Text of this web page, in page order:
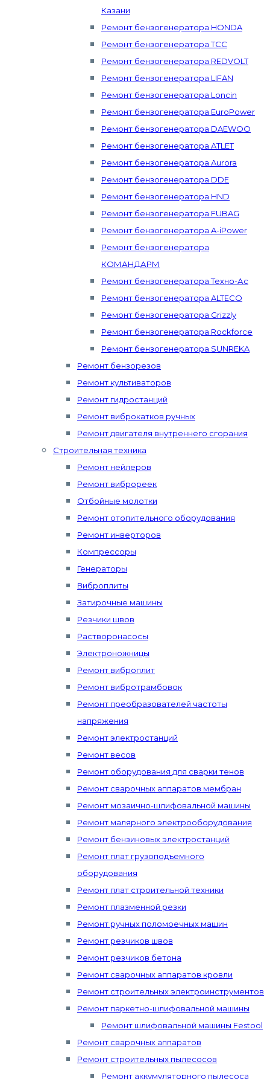
Казани
Ремонт бензогенератора HONDA
Ремонт бензогенератора ТСС
Ремонт бензогенератора REDVOLT
Ремонт бензогенератора LIFAN
Ремонт бензогенератора Loncin
Ремонт бензогенератора EuroPower
Ремонт бензогенератора DAEWOO
Ремонт бензогенератора ATLET
Ремонт бензогенератора Aurora
Ремонт бензогенератора DDE
Ремонт бензогенератора HND
Ремонт бензогенератора FUBAG
Ремонт бензогенератора A-iPower
Ремонт бензогенератора
КОМАНДАРМ
Ремонт бензогенератора Техно-Ас
Ремонт бензогенератора ALTECO
Ремонт бензогенератора Grizzly
Ремонт бензогенератора Rockforce
Ремонт бензогенератора SUNREKA
Ремонт бензорезов
Ремонт культиваторов
Ремонт гидростанций
Ремонт виброкатков ручных
Ремонт двигателя внутреннего сгорания
Строительная техника
Ремонт нейлеров
Ремонт виброреек
Отбойные молотки
Ремонт отопительного оборудования
Ремонт инверторов
Компрессоры
Генераторы
Виброплиты
Затирочные машины
Резчики швов
Растворонасосы
Электроножницы
Ремонт виброплит
Ремонт вибротрамбовок
Ремонт преобразователей частоты
напряжения
Ремонт электростанций
Ремонт весов
Ремонт оборудования для сварки тенов
Ремонт сварочных аппаратов мембран
Ремонт мозаично-шлифовальной машины
Ремонт малярного электрооборудования
Ремонт бензиновых электростанций
Ремонт плат грузоподъемного
оборудования
Ремонт плат строительной техники
Ремонт плазменной резки
Ремонт ручных поломоечных машин
Ремонт резчиков швов
Ремонт резчиков бетона
Ремонт сварочных аппаратов кровли
Ремонт строительных электроинструментов
Ремонт паркетно-шлифовальной машины
Ремонт шлифовальной машины Festool
Ремонт сварочных аппаратов
Ремонт строительных пылесосов
Ремонт аккумуляторного пылесоса